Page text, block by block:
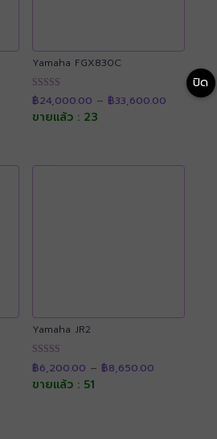
฿12,400.00
through
Yamaha FGX830C
ให้คะแนน
4.92
ตั้งแต่ 1-5
฿24,000.00 – ฿33,600.00 Price
range:
ขายแล้ว : 23
฿18,200.00
Yamaha JR2
ให้คะแนน
4.90
ตั้งแต่ 1-5
฿6,200.00 – ฿8,650.00range:
ขายแล้ว : 51
ปิด